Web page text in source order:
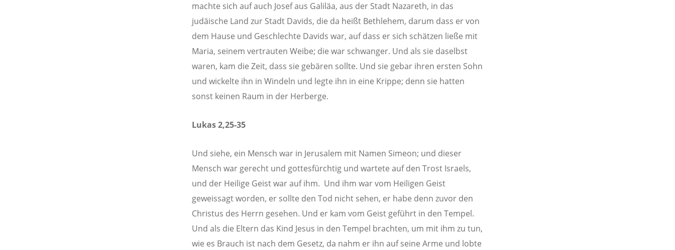
machte sich auf auch Josef aus Galiläa, aus der Stadt Nazareth, in das
judäische Land zur Stadt Davids, die da heißt Bethlehem, darum dass er von
dem Hause und Geschlechte Davids war, auf dass er sich schätzen ließe mit
Maria, seinem vertrauten Weibe; die war schwanger. Und als sie daselbst
waren, kam die Zeit, dass sie gebären sollte. Und sie gebar ihren ersten Sohn
und wickelte ihn in Windeln und legte ihn in eine Krippe; denn sie hatten
sonst keinen Raum in der Herberge.
Lukas 2,25-35
Und siehe, ein Mensch war in Jerusalem mit Namen Simeon; und dieser
Mensch war gerecht und gottesfürchtig und wartete auf den Trost Israels,
und der Heilige Geist war auf ihm. Und ihm war vom Heiligen Geist
geweissagt worden, er sollte den Tod nicht sehen, er habe denn zuvor den
Christus des Herrn gesehen. Und er kam vom Geist geführt in den Tempel.
Und als die Eltern das Kind Jesus in den Tempel brachten, um mit ihm zu tun,
wie es Brauch ist nach dem Gesetz, da nahm er ihn auf seine Arme und lobte